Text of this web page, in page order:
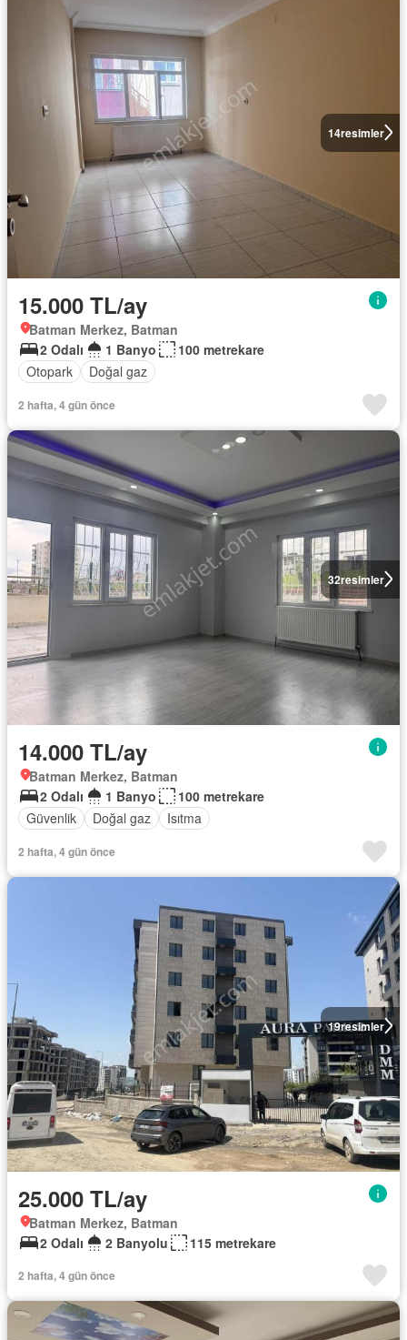
14resimler
15.000 TL/ay
Batman Merkez, Batman
2 Odalı
1 Banyo
100 metrekare
Otopark
Doğal gaz
2 hafta, 4 gün önce
32resimler
14.000 TL/ay
Batman Merkez, Batman
2 Odalı
1 Banyo
100 metrekare
Güvenlik
Doğal gaz Isıtma
2 hafta, 4 gün önce
19resimler
25.000 TL/ay
Batman Merkez, Batman
2 Odalı
2 Banyolu 115 metrekare
2 hafta, 4 gün önce